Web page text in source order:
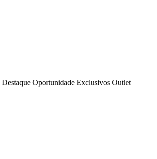
Destaque Oportunidade Exclusivos Outlet